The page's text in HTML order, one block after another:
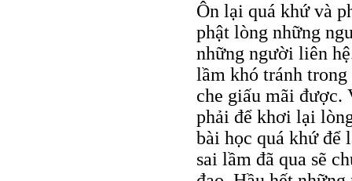
Ôn lại quá khứ và
phật lòng những
những người liên
lầm khó tránh
che giấu mãi được.
phải để khơi lại
bài học quá khứ để
sai lầm đã qua sẽ